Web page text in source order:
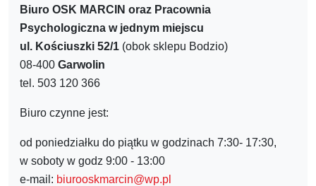
Biuro OSK MARCIN oraz Pracownia
Psychologiczna w jednym miejscu
ul. Kościuszki 52/1 (obok sklepu Bodzio)
08-400 Garwolin
tel. 503 120 366
Biuro czynne jest:
od poniedziałku do piątku w godzinach 7:30- 17:30,
w soboty w godz 9:00 - 13:00
e-mail: biurooskmarcin@wp.pl